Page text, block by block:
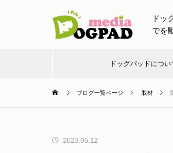
ドッ
でを
ドッグパッドについ
お出 お知 し チャン
ブログ一覧ページ 取材
2023.05.12